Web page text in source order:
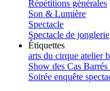
Répétitions générales
Son & Lumière
Spectacle
Spectacle de jonglerie
Étiquettes
arts du cirque atelier
Show des Cas Barrés
Soirée enquête